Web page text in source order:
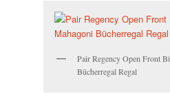
Pair Regency Open Front
Bücherregal Regal